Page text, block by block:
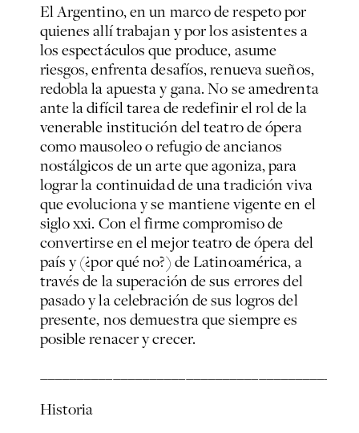
El Argentino, en un marco de respeto por
quienes allí trabajan y por los asistentes a
los espectáculos que produce, asume
riesgos, enfrenta desafíos, renueva sueños,
redobla la apuesta y gana. No se amedrenta
ante la difícil tarea de redefinir el rol de la
venerable institución del teatro de ópera
como mausoleo o refugio de ancianos
nostálgicos de un arte que agoniza, para
lograr la continuidad de una tradición viva
que evoluciona y se mantiene vigente en el
siglo xxi. Con el firme compromiso de
convertirse en el mejor teatro de ópera del
país y (¿por qué no?) de Latinoamérica, a
través de la superación de sus errores del
pasado y la celebración de sus logros del
presente, nos demuestra que siempre es
posible renacer y crecer.
Historia